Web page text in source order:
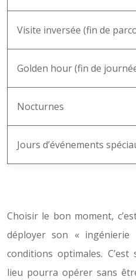
Visite inversée (fin de
Golden hour (fin de
Nocturnes
Jours d’événements
Choisir le bon moment,
déployer son « ingénierie
conditions optimales.
lieu pourra opérer sans